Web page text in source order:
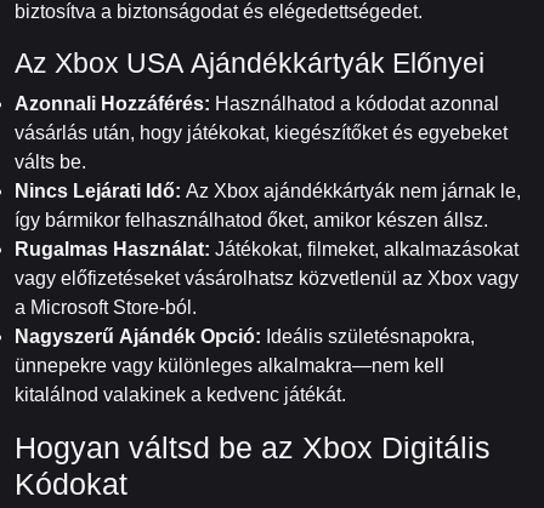
biztosítva a biztonságodat és elégedettségedet.
Az Xbox USA Ajándékkártyák Előnyei
Azonnali Hozzáférés: Használhatod a kódodat azonnal
vásárlás után, hogy játékokat, kiegészítőket és egyebeket
válts be.
Nincs Lejárati Idő: Az Xbox ajándékkártyák nem járnak le,
így bármikor felhasználhatod őket, amikor készen állsz.
Rugalmas Használat: Játékokat, filmeket, alkalmazásokat
vagy előfizetéseket vásárolhatsz közvetlenül az Xbox vagy
a Microsoft Store-ból.
Nagyszerű Ajándék Opció: Ideális születésnapokra,
ünnepekre vagy különleges alkalmakra—nem kell
kitalálnod valakinek a kedvenc játékát.
Hogyan váltsd be az Xbox Digitális
Kódokat